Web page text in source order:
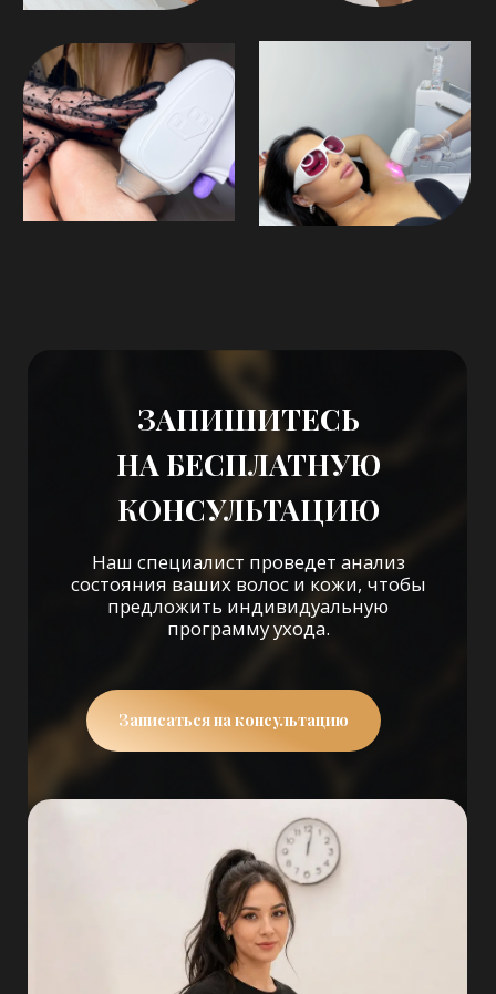
ПОЧИТАЙТЕ РЕАЛЬНЫЕ
ОТЗЫВЫ НАШИХ КЛИЕНТОВ
Наши специалисты всегда стремятся к тому,
максимальный эффект от процедур
и чувствовал себя комфортно.
Отзывы в Яндекс
МЫ РАБОТАЕМ ТОЛЬКО
НА КАЧЕСТВЕННОМ
ОБОРУДОВАНИИ
ULTIMATE — единственный
в городе и он в нашей студии